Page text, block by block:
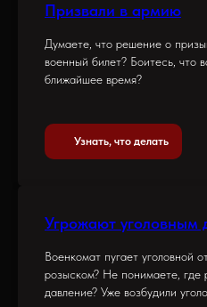
Призвали в армию
Думаете, что решение о
военный билет? Боитесь, что
ближайшее время?
Узнать, что делать
Угрожают уголовным
Военкомат пугает уголовной
розыском? Не понимаете, где
давление? Уже возбудили